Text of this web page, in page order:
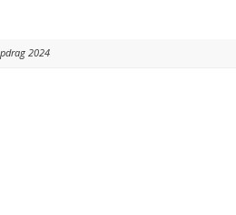
2024